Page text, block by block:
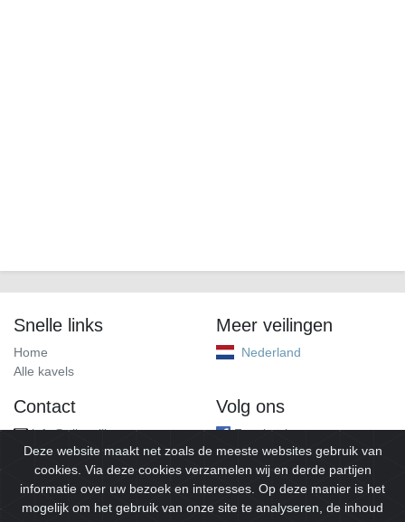
Snelle links
Home
Alle kavels
Meer veilingen
Nederland
Contact
info@alleveilingen.net
Volg ons
Facebook
Deze website maakt net zoals de meeste websites gebruik van
cookies. Via deze cookies verzamelen wij en derde partijen
informatie over uw bezoek en interesses. Op deze manier is het
mogelijk om het gebruik van onze site te analyseren, de inhoud